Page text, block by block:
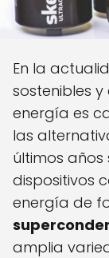
En la
sostenibles
energía es
las
últimos años
dispositivos
energía de
amplia